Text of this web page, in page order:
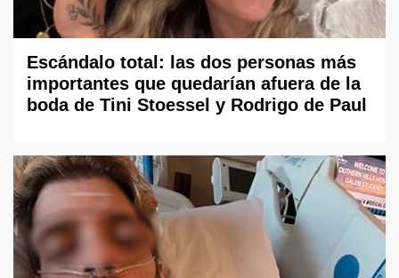
Escándalo total: las dos personas más
importantes que quedarían afuera de la
boda de Tini Stoessel y Rodrigo de Paul